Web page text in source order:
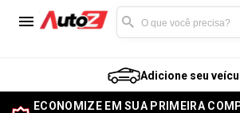
Adicione seu
ECONOMIZE EM SUA PRIMEIRA